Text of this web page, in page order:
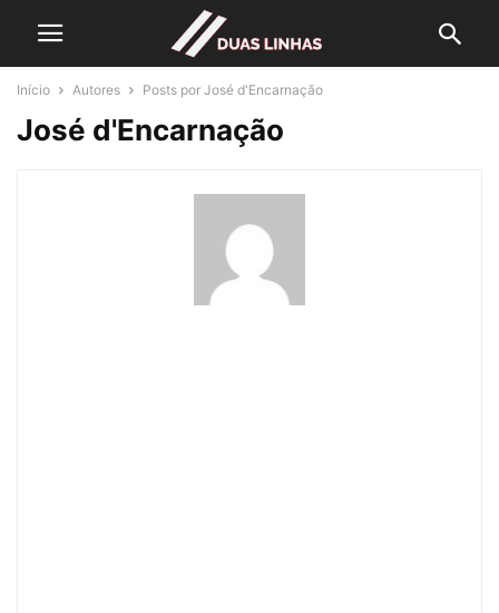
Início Autores Posts por José d'Encarnação
José d'Encarnação